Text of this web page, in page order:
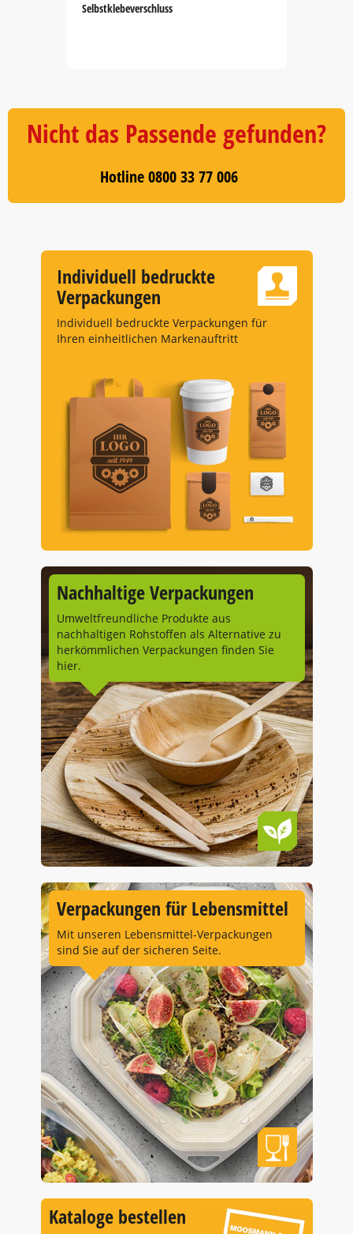
Selbstklebeverschluss
5
Nicht das Passende gefunden?
Hotline 0800 33 77 006
Individuell bedruckte
Verpackungen
Individuell bedruckte Verpackungen für
Ihren einheitlichen Markenauftritt
Nachhaltige Verpackungen
Umweltfreundliche Produkte aus
nachhaltigen Rohstoffen als Alternative zu
herkömmlichen Verpackungen finden Sie
hier.
Verpackungen für Lebensmittel
Mit unseren Lebensmittel-Verpackungen
sind Sie auf der sicheren Seite.
Kataloge bestellen